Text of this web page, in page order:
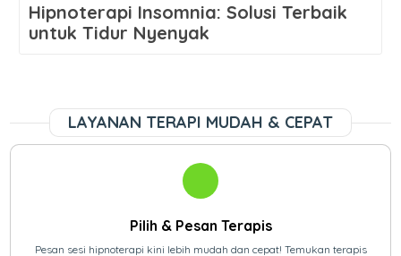
Hipnoterapi Insomnia: Solusi Terbaik
untuk Tidur Nyenyak
LAYANAN TERAPI MUDAH & CEPAT
Pilih & Pesan Terapis
Pesan sesi hipnoterapi kini lebih mudah dan cepat! Temukan terapis